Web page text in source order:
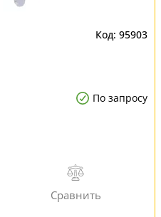
95903
По запросу